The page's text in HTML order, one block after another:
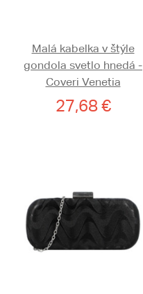
Malá kabelka v štýle
gondola svetlo hnedá -
Coveri Venetia
27,68 €